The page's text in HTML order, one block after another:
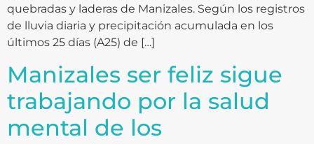
quebradas y laderas de Manizales. Según los registros
de lluvia diaria y precipitación acumulada en los
últimos 25 días (A25) de […]
Manizales ser feliz sigue
trabajando por la salud
mental de los